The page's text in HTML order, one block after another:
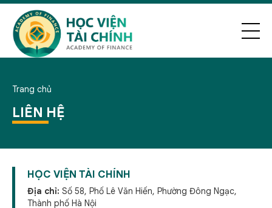
Trang chủ
LIÊN HỆ
HỌC VIỆN TÀI CHÍNH
Địa chỉ: Số 58, Phố Lê Văn Hiến, Phường Đông Ngạc,
Thành phố Hà Nội